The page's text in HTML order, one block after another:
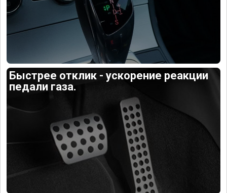
Быстрее отклик - ускорение реакции
педали газа.